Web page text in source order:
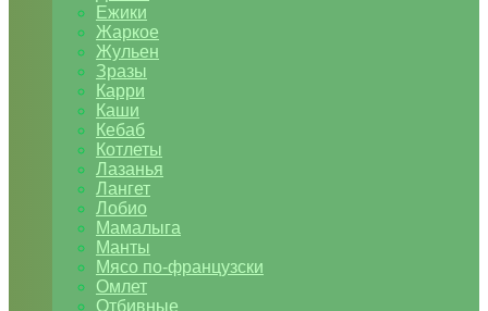
Ежики
Жаркое
Жульен
Зразы
Карри
Каши
Кебаб
Котлеты
Лазанья
Лангет
Лобио
Мамалыга
Манты
Мясо по-французски
Омлет
Отбивные